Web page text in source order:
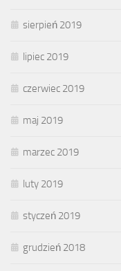
sierpień 2019
lipiec 2019
czerwiec 2019
maj 2019
marzec 2019
luty 2019
styczeń 2019
grudzień 2018